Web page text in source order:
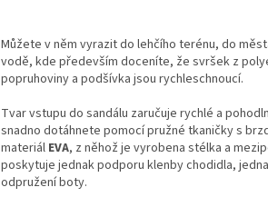
Můžete v něm vyrazit do lehčího terénu, do
vodě, kde především doceníte, že svršek z
popruhoviny a podšívka jsou rychleschnoucí.
Tvar vstupu do sandálu zaručuje rychlé a
snadno dotáhnete pomocí pružné tkaničky s
materiál EVA, z něhož je vyrobena stélka a
poskytuje jednak podporu klenby chodidla,
odpružení boty.